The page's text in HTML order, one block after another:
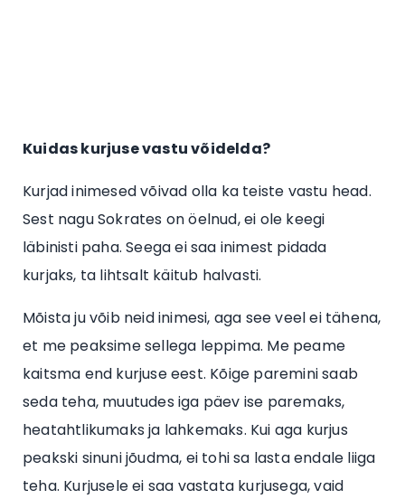
Kuidas kurjuse vastu võidelda?
Kurjad inimesed võivad olla ka teiste vastu head.
Sest nagu Sokrates on öelnud, ei ole keegi
läbinisti paha. Seega ei saa inimest pidada
kurjaks, ta lihtsalt käitub halvasti.
Mõista ju võib neid inimesi, aga see veel ei tähena,
et me peaksime sellega leppima. Me peame
kaitsma end kurjuse eest. Kõige paremini saab
seda teha, muutudes iga päev ise paremaks,
heatahtlikumaks ja lahkemaks. Kui aga kurjus
peakski sinuni jõudma, ei tohi sa lasta endale liiga
teha. Kurjusele ei saa vastata kurjusega, vaid